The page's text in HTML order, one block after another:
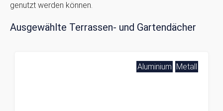
genutzt werden können.
Ausgewählte Terrassen- und Gartendächer
Aluminium Metall